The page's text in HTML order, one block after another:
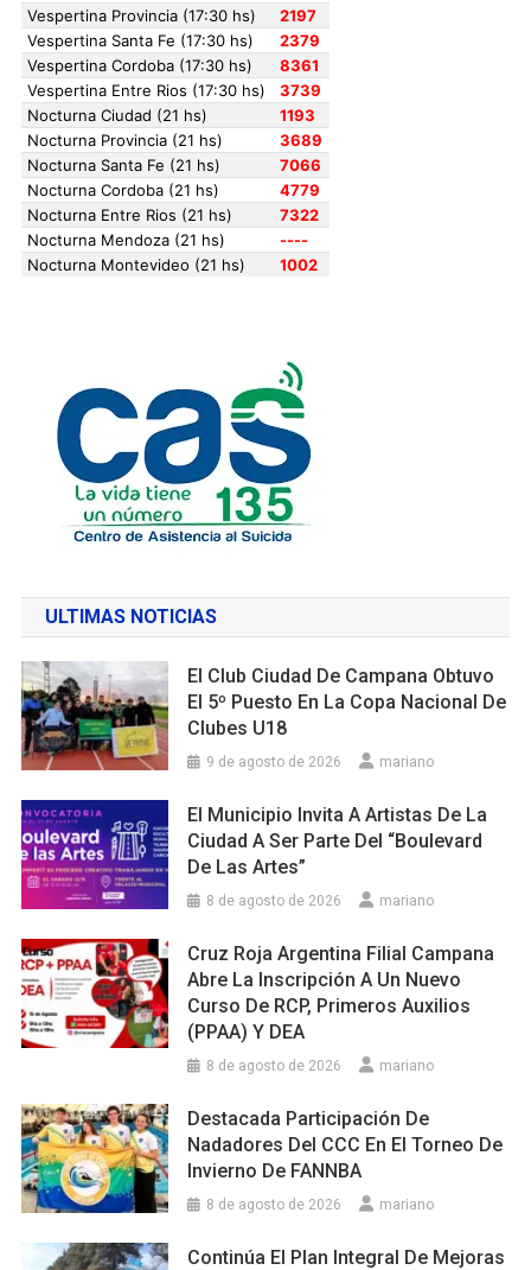
ULTIMAS NOTICIAS
El Club Ciudad De Campana Obtuvo
El 5º Puesto En La Copa Nacional De
Clubes U18
9 de agosto de 2026 mariano
El Municipio Invita A Artistas De La
Ciudad A Ser Parte Del “Boulevard
De Las Artes”
8 de agosto de 2026 mariano
Cruz Roja Argentina Filial Campana
Abre La Inscripción A Un Nuevo
Curso De RCP, Primeros Auxilios
(PPAA) Y DEA
8 de agosto de 2026 mariano
Destacada Participación De
Nadadores Del CCC En El Torneo De
Invierno De FANNBA
8 de agosto de 2026 mariano
Continúa El Plan Integral De Mejoras